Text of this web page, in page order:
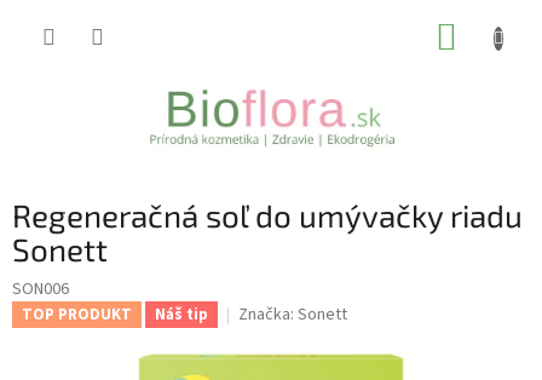
Regeneračná soľ do umývačky riadu
Sonett
SON006
TOP PRODUKT Náš tip Značka: Sonett